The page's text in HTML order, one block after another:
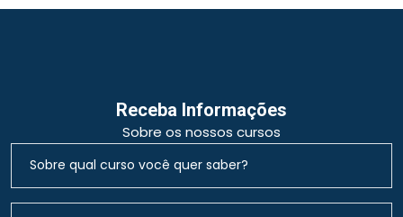
Receba Informações
Sobre os nossos cursos